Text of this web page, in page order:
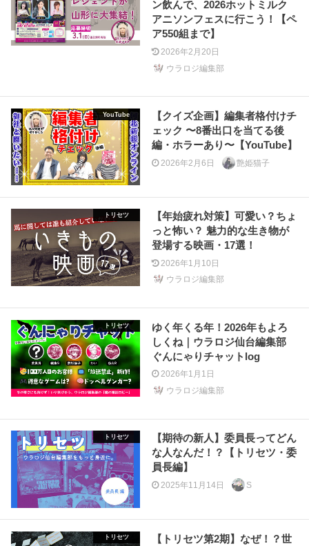
ン飲んで、2026ホットミルク
アニソンフェスに行こう！【ペ
ア550組まで】
2026年2月20日
ウラロジ編集部
YouTube
【クイズ企画】編集者格付けチ
ェック 〜8番出口を当てる後
編・ホラーあり〜【YouTube】
2026年2月6日 艶姫猫子
トリセツ
【年始疲れ対策】可愛い？ちょ
っと怖い？ 魅力的な生き物が
登場する映画・17選！
2026年1月10日
ウラロジ編集部
トリセツ
ゆく年くる年！2026年もよろ
しくね｜ウラロジ仙台編集部
ぐんにゃりチャットlog
2026年1月1日
ウラロジ編集部
トリセツ
【期待の新人】委員長ってどん
な人なんだ！？【トリセツ・委
員長編】
2025年11月14日 S
トリセツ
【トリセツ第2期】なぜ！？世